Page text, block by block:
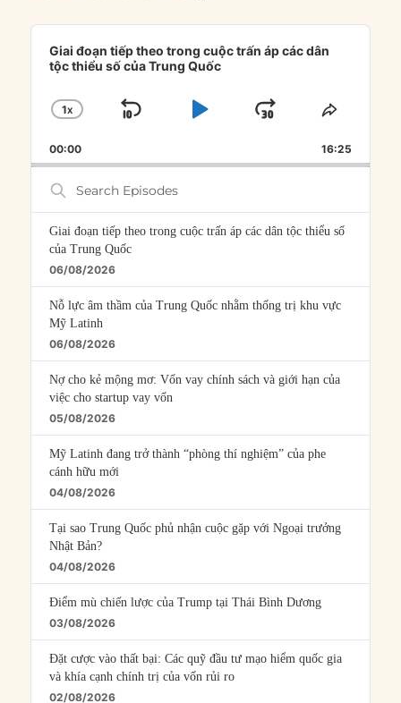
Audio
Player
Giai đoạn tiếp theo trong cuộc trấn áp các dân
tộc thiểu số của Trung Quốc
CHANGE
RATE
1X
SKIP
PLAYJUMP
FORWARD
SHARE
00:00 16:25
Search
Episodes
Giai đoạn tiếp theo trong cuộc trấn áp các dân tộc thiểu số
của Trung Quốc
06/08/2026
Nỗ lực âm thầm của Trung Quốc nhằm thống trị khu vực
Mỹ Latinh
06/08/2026
Nợ cho kẻ mộng mơ: Vốn vay chính sách và giới hạn của
việc cho startup vay vốn
05/08/2026
Mỹ Latinh đang trở thành “phòng thí nghiệm” của phe
cánh hữu mới
04/08/2026
Tại sao Trung Quốc phủ nhận cuộc gặp với Ngoại trưởng
Nhật Bản?
04/08/2026
Điểm mù chiến lược của Trump tại Thái Bình Dương
03/08/2026
Đặt cược vào thất bại: Các quỹ đầu tư mạo hiểm quốc gia
và khía cạnh chính trị của vốn rủi ro
02/08/2026